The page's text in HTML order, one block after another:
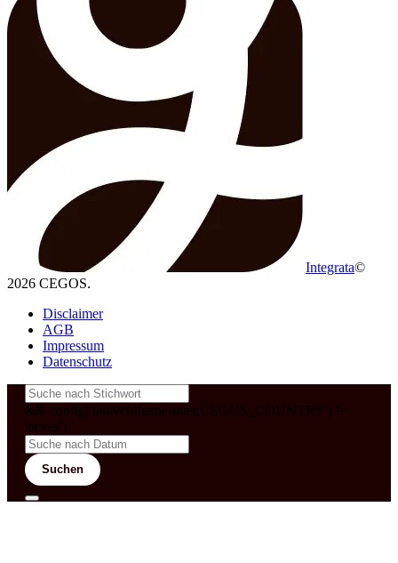
Integrata©
2026 CEGOS.
Disclaimer
AGB
Impressum
Datenschutz
&& config('laravel-theme-inter.CEGOS_COUNTRY') !=
'neves')
Suchen